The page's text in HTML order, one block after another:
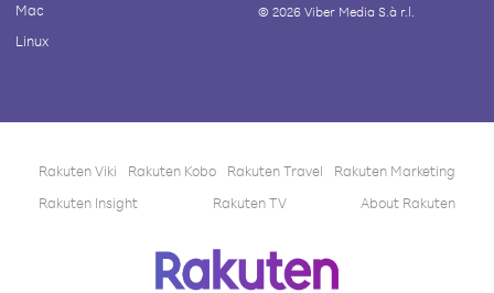
Mac
Linux
© 2026Viber Media S.à r.l.
Rakuten Viki Rakuten Kobo Rakuten Travel
Rakuten Marketing
Rakuten Insight
Rakuten TV About Rakuten